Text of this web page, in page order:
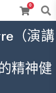
0
（演講
精神健